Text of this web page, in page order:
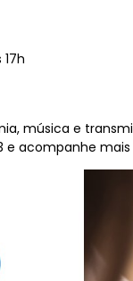
música e
e acompanhe